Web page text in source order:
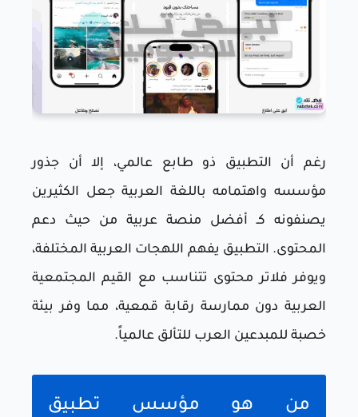
رغم أن التطبيق ذو طابع عالمي، إلا أن جذور
مؤسسه واهتمامه باللغة العربية جعل الكثيرين
يصنفونه كـ أفضل منصة عربية من حيث دعم
المحتوى. التطبيق يفهم اللهجات العربية المختلفة،
ويوفر فلاتر محتوى تتناسب مع القيم المجتمعية
العربية دون ممارسة رقابة قمعية، مما وفر بيئة
خصبة للمبدعين العرب للتألق عالمياً.
من هو مؤسس تطبيق